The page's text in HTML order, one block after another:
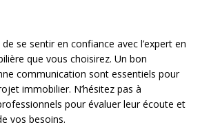
se sentir en confiance avec l’expert en
que vous choisirez. Un bon
communication sont essentiels pour
immobilier. N’hésitez pas à
pour évaluer leur écoute et
vos besoins.